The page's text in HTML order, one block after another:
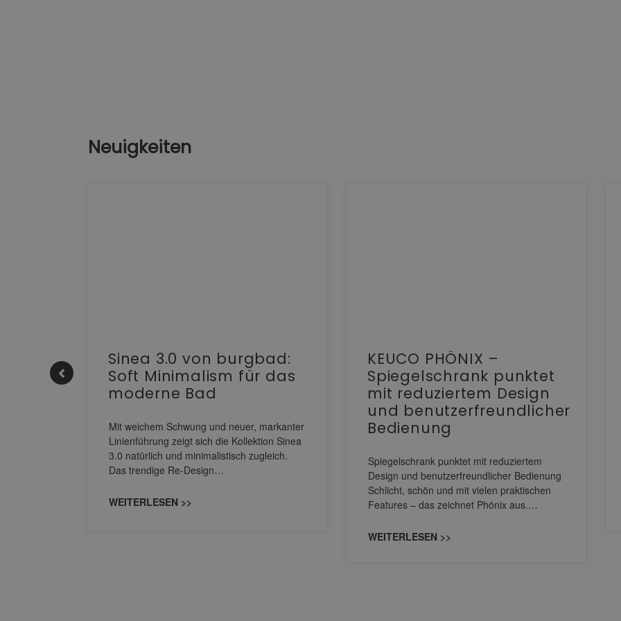
Neuigkeiten
Sinea 3.0 von burgbad:
Soft Minimalism für das
moderne Bad
Mit weichem Schwung und neuer, markanter
Linienführung zeigt sich die Kollektion Sinea
3.0 natürlich und minimalistisch zugleich.
Das trendige Re-Design…
WEITERLESEN >>
KEUCO PHÖNIX –
Spiegelschrank punktet
mit reduziertem Design
und benutzerfreundlicher
Bedienung
Spiegelschrank punktet mit reduziertem
Design und benutzerfreundlicher Bedienung
Schlicht, schön und mit vielen praktischen
Features – das zeichnet Phönix aus.…
WEITERLESEN >>